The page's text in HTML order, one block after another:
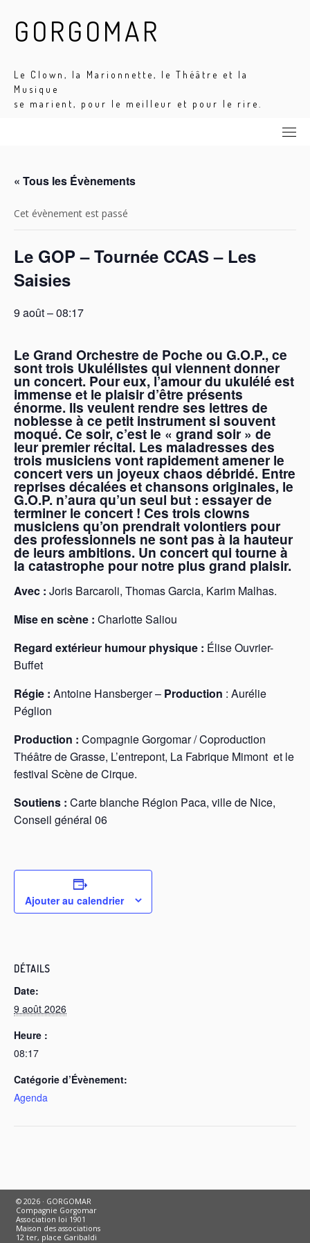
content
GORGOMAR
Le Clown, la Marionnette, le Théâtre et la
Musique
se marient, pour le meilleur et pour le rire.
« Tous les Évènements
Cet évènement est passé
Le GOP – Tournée CCAS – Les
Saisies
9 août – 08:17
Le Grand Orchestre de Poche ou G.O.P., ce
sont trois Ukulélistes qui viennent donner
un concert. Pour eux, l’amour du ukulélé est
immense et le plaisir d’être présents
énorme. Ils veulent rendre ses lettres de
noblesse à ce petit instrument si souvent
moqué. Ce soir, c’est le « grand soir » de
leur premier récital. Les maladresses des
trois musiciens vont rapidement amener le
concert vers un joyeux chaos débridé. Entre
reprises décalées et chansons originales, le
G.O.P. n’aura qu’un seul but : essayer de
terminer le concert ! Ces trois clowns
musiciens qu’on prendrait volontiers pour
des professionnels ne sont pas à la hauteur
de leurs ambitions. Un concert qui tourne à
la catastrophe pour notre plus grand plaisir.
Avec : Joris Barcaroli, Thomas Garcia, Karim Malhas.
Mise en scène : Charlotte Saliou
Regard extérieur humour physique : Élise Ouvrier-
Buffet
Régie : Antoine Hansberger – Production : Aurélie
Péglion
Production : Compagnie Gorgomar / Coproduction
Théâtre de Grasse, L’entrepont, La Fabrique Mimont et le
festival Scène de Cirque.
Soutiens : Carte blanche Région Paca, ville de Nice,
Conseil général 06
Ajouter au calendrier
DÉTAILS
Date:
9 août 2026
Heure :
08:17
Catégorie d’Évènement:
Agenda
© 2026 · GORGOMAR
Compagnie Gorgomar
Association loi 1901
Maison des associations
12 ter, place Garibaldi